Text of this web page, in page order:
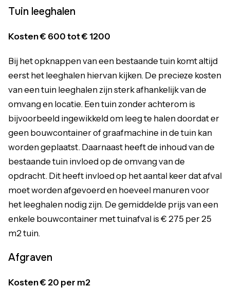
Tuin leeghalen
Kosten € 600 tot € 1200
Bij het opknappen van een bestaande tuin komt altijd
eerst het leeghalen hiervan kijken. De precieze kosten
van een tuin leeghalen zijn sterk afhankelijk van de
omvang en locatie. Een tuin zonder achterom is
bijvoorbeeld ingewikkeld om leeg te halen doordat er
geen bouwcontainer of graafmachine in de tuin kan
worden geplaatst. Daarnaast heeft de inhoud van de
bestaande tuin invloed op de omvang van de
opdracht. Dit heeft invloed op het aantal keer dat afval
moet worden afgevoerd en hoeveel manuren voor
het leeghalen nodig zijn. De gemiddelde prijs van een
enkele bouwcontainer met tuinafval is € 275 per 25
m2 tuin.
Afgraven
Kosten € 20 per m2